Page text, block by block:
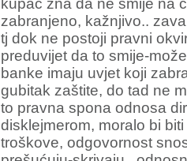
kupac zna da ne smije na
zabranjeno, kažnjivo..
tj dok ne postoji pravni
preduvijet da to smije-
banke imaju uvjet koji
gubitak zaštite, do tad ne
to pravna spona odnosa
disklejmerom, moralo bi
troškove, odgovornost